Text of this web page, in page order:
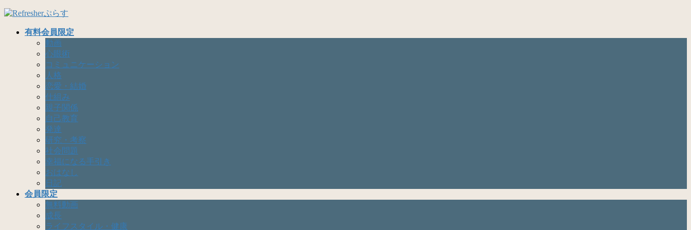
コ
ナ
有料会員限定
動画
心眼術
コミュニケーション
人格
恋愛・結婚
仕組み
親子関係
自己教育
発達
研究・考察
社会問題
幸福になる手引き
おはなし
日記
会員限定
無料動画
成長
ライフスタイル・健康